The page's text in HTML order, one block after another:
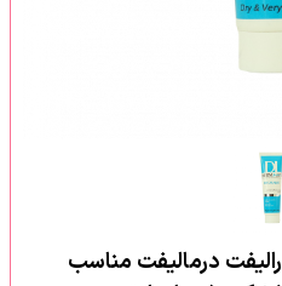
درمالیفت مناسب